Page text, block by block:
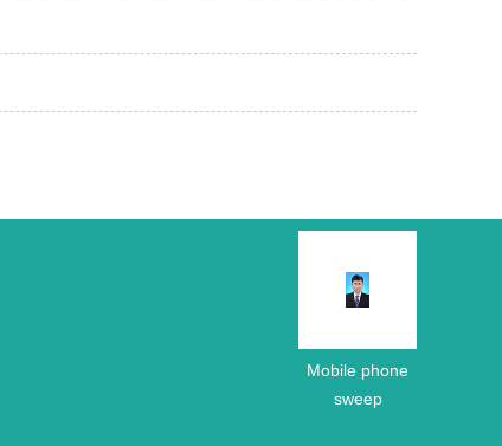
Mobile phone
sweep